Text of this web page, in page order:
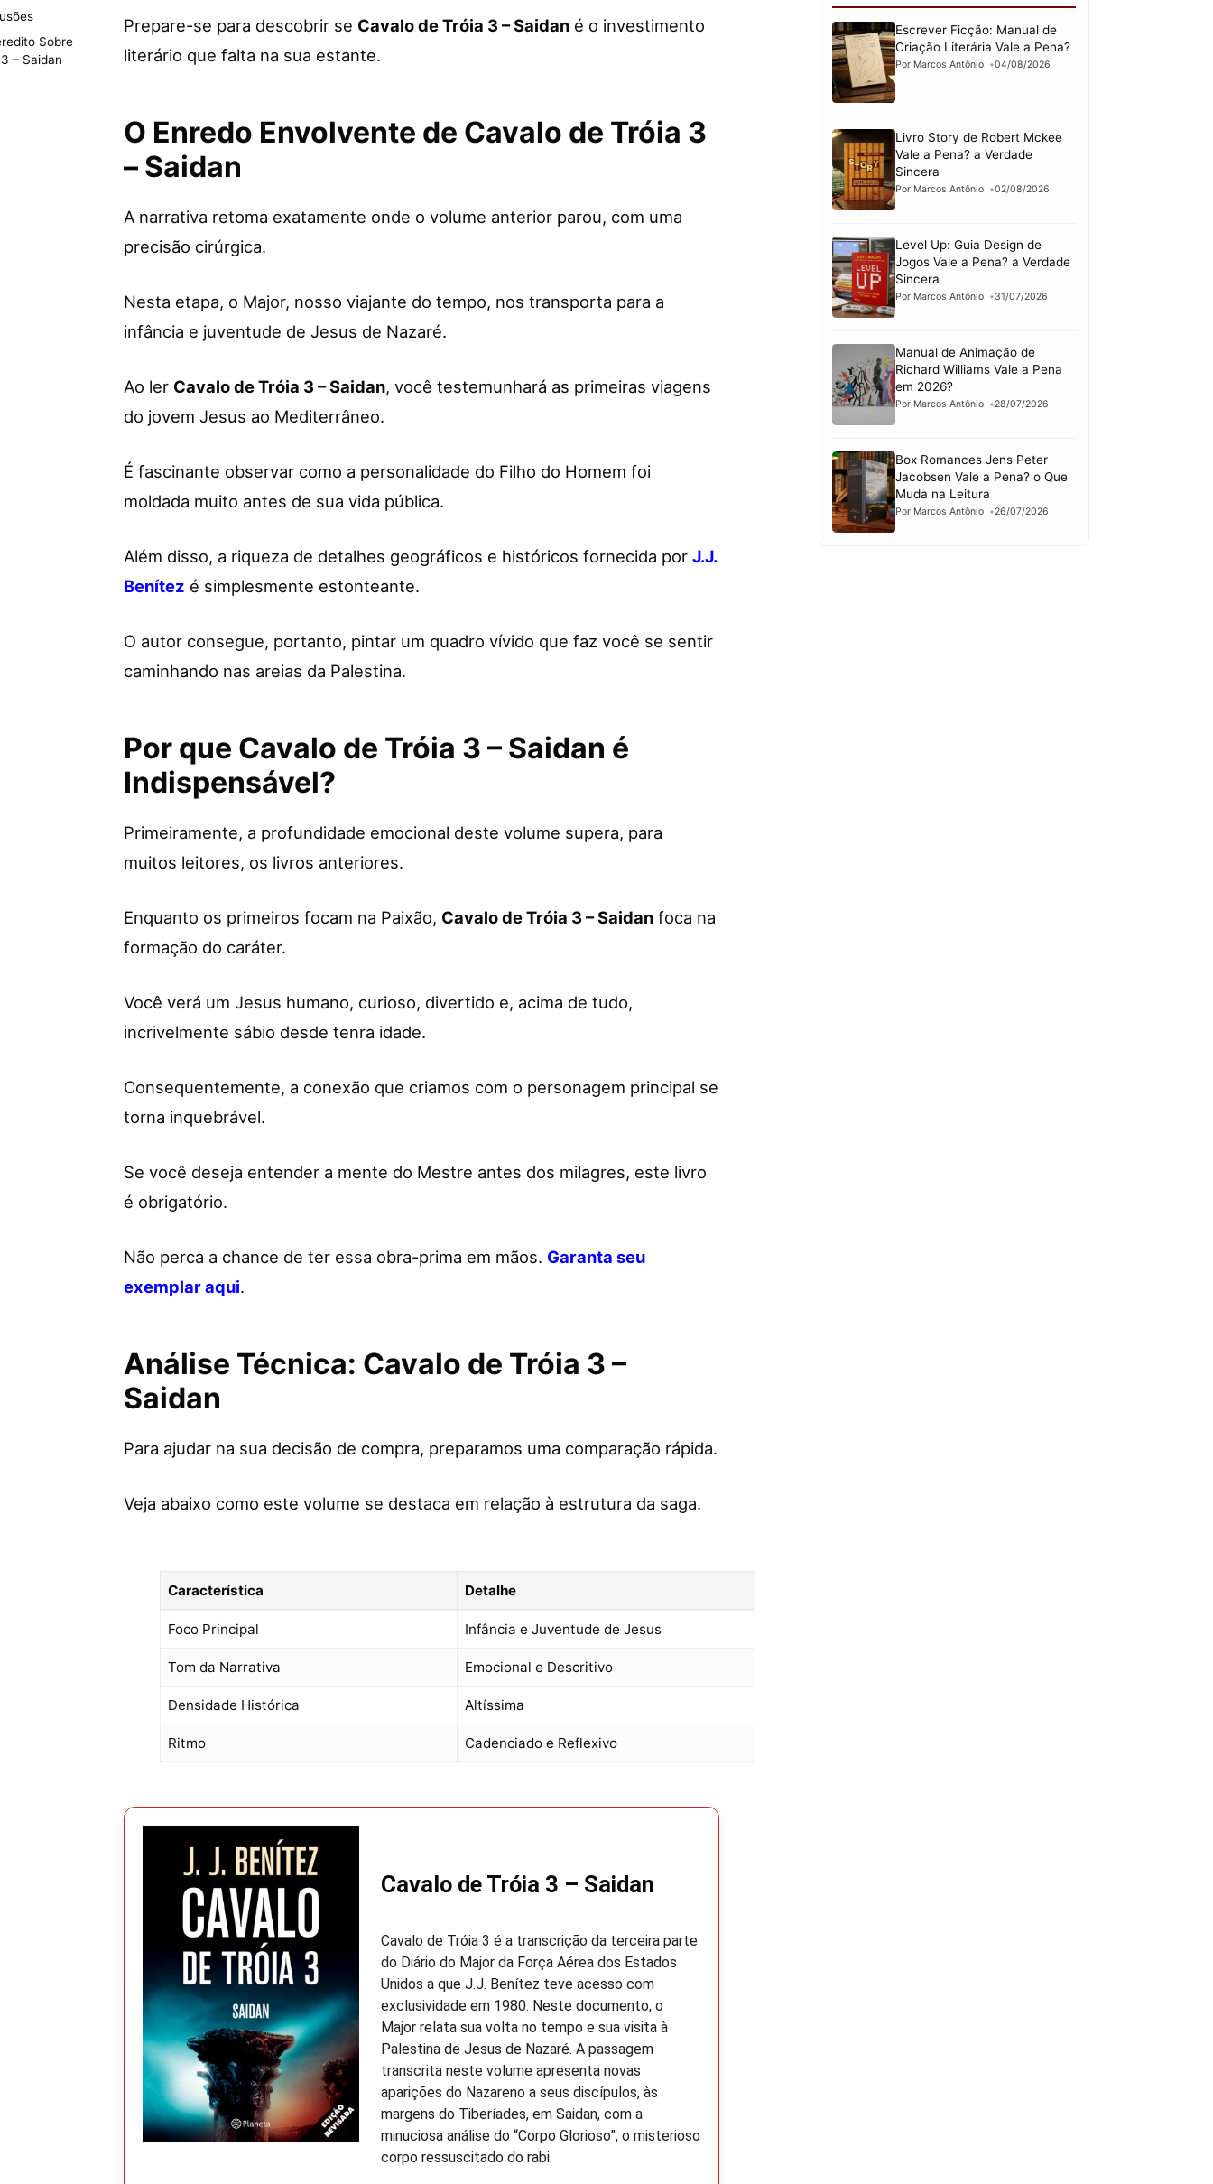
Sobre
– Saidan
Prepare-se para descobrir se Cavalo de Tróia 3 – Saidan é o investimento
literário que falta na sua estante.
O Enredo Envolvente de Cavalo de Tróia 3
– Saidan
A narrativa retoma exatamente onde o volume anterior parou, com uma
precisão cirúrgica.
Nesta etapa, o Major, nosso viajante do tempo, nos transporta para a
infância e juventude de Jesus de Nazaré.
Ao ler Cavalo de Tróia 3 – Saidan, você testemunhará as primeiras viagens
do jovem Jesus ao Mediterrâneo.
É fascinante observar como a personalidade do Filho do Homem foi
moldada muito antes de sua vida pública.
Além disso, a riqueza de detalhes geográficos e históricos fornecida por J.J.
Benítez é simplesmente estonteante.
O autor consegue, portanto, pintar um quadro vívido que faz você se sentir
caminhando nas areias da Palestina.
Por que Cavalo de Tróia 3 – Saidan é
Indispensável?
Primeiramente, a profundidade emocional deste volume supera, para
muitos leitores, os livros anteriores.
Enquanto os primeiros focam na Paixão, Cavalo de Tróia 3 – Saidan foca na
formação do caráter.
Você verá um Jesus humano, curioso, divertido e, acima de tudo,
incrivelmente sábio desde tenra idade.
Consequentemente, a conexão que criamos com o personagem principal se
torna inquebrável.
Se você deseja entender a mente do Mestre antes dos milagres, este livro
é obrigatório.
Não perca a chance de ter essa obra-prima em mãos. Garanta seu
exemplar aqui.
Análise Técnica: Cavalo de Tróia 3 –
Saidan
Para ajudar na sua decisão de compra, preparamos uma comparação rápida.
Veja abaixo como este volume se destaca em relação à estrutura da saga.
Característica Detalhe
Foco Principal Infância e Juventude de Jesus
Tom da Narrativa Emocional e Descritivo
Densidade Histórica Altíssima
Ritmo Cadenciado e Reflexivo
Cavalo de Tróia 3 – Saidan
Cavalo de Tróia 3 é a transcrição da terceira parte
do Diário do Major da Força Aérea dos Estados
Unidos a que J.J. Benítez teve acesso com
exclusividade em 1980. Neste documento, o
Major relata sua volta no tempo e sua visita à
Palestina de Jesus de Nazaré. A passagem
transcrita neste volume apresenta novas
aparições do Nazareno a seus discípulos, às
margens do Tiberíades, em Saidan, com a
minuciosa análise do “Corpo Glorioso”, o misterioso
corpo ressuscitado do rabi.
Escrever Ficção: Manual de
Criação Literária Vale a Pena?
Por Marcos Antônio 04/08/2026
Livro Story de Robert Mckee
Vale a Pena? a Verdade
Sincera
Por Marcos Antônio 02/08/2026
Level Up: Guia Design de
Jogos Vale a Pena? a Verdade
Sincera
Por Marcos Antônio 31/07/2026
Manual de Animação de
Richard Williams Vale a Pena
em 2026?
Por Marcos Antônio 28/07/2026
Box Romances Jens Peter
Jacobsen Vale a Pena? o Que
Muda na Leitura
Por Marcos Antônio 26/07/2026